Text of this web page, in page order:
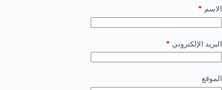
الاسم *
البريد الإلكتروني *
الموقع